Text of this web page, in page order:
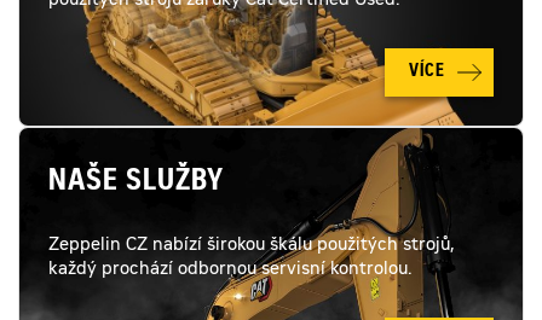
technické
stránce
totožné
s
novým
strojem,
stroj
nevykazuje
problémy
a
připraven
práci
VÍCE
NAŠE SLUŽBY
Zeppelin CZ nabízí širokou škálu použitých strojů,
každý prochází odbornou servisní kontrolou.